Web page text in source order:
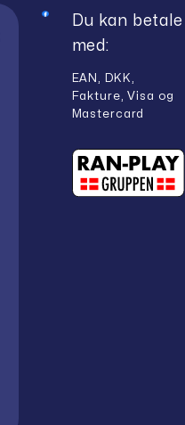
Du kan betale
med:
EAN, DKK,
Fakture, Visa og
Mastercard